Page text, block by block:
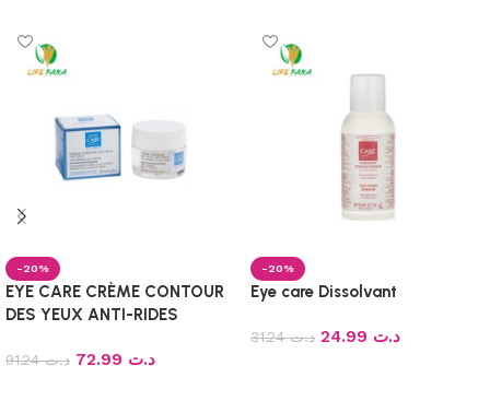
-20%
EYE CARE CRÈME CONTOUR
DES YEUX ANTI-RIDES
د.ت91.24 د.ت
-20%
Eye care Dissolvant
د.ت31.24 د.ت